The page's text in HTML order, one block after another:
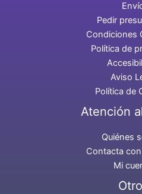
Pedir
Condiciones
Política de
Aviso
Política de
Atención
Quiénes
Contacta
Mi